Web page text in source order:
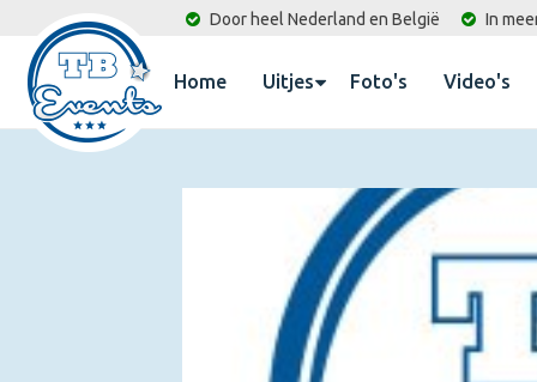
Door heel Nederland en België In
Home Uitjes Foto's Video's